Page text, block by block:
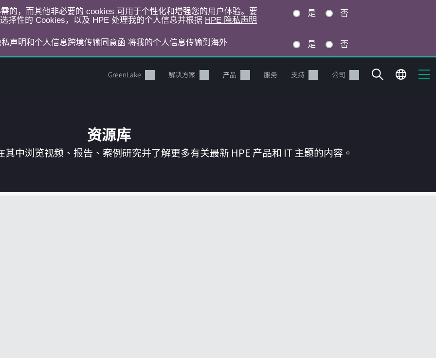
的，而其他非必要的 cookies 可用于个性化和增强您的用户体验。要
择性的 Cookies，以及 HPE 处理我的个人信息并根据 HPE 隐私声明
是 否
声明和 个人信息跨境传输同意函 将我的个人信息传输到海外 是 否
GreenLake 解决方案 产品 服务 支持 公司
您的购物车目前是空的
资源库
中浏览视频、报告、案例研究并了解更多有关最新 HPE 产品和 IT 主题的内容。